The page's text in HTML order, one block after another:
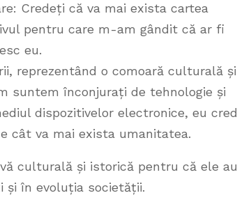
Credeți că va mai exista cartea
pentru care m-am gândit că ar fi
eu.
reprezentând o comoară culturală și
suntem înconjurați de tehnologie și
dispozitivelor electronice, eu cred
cât va mai exista umanitatea.
culturală și istorică pentru că ele au
și în evoluția societății.